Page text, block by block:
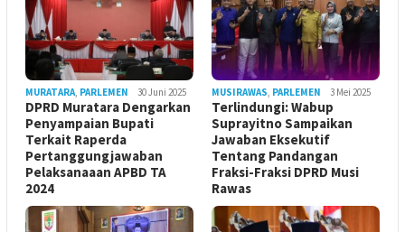
MURATARA, PARLEMEN 30 Juni 2025
DPRD Muratara Dengarkan
Penyampaian Bupati
Terkait Raperda
Pertanggungjawaban
Pelaksanaaan APBD TA
2024
MUSIRAWAS, PARLEMEN 3 Mei 2025
Terlindungi: Wabup
Suprayitno Sampaikan
Jawaban Eksekutif
Tentang Pandangan
Fraksi-Fraksi DPRD Musi
Rawas